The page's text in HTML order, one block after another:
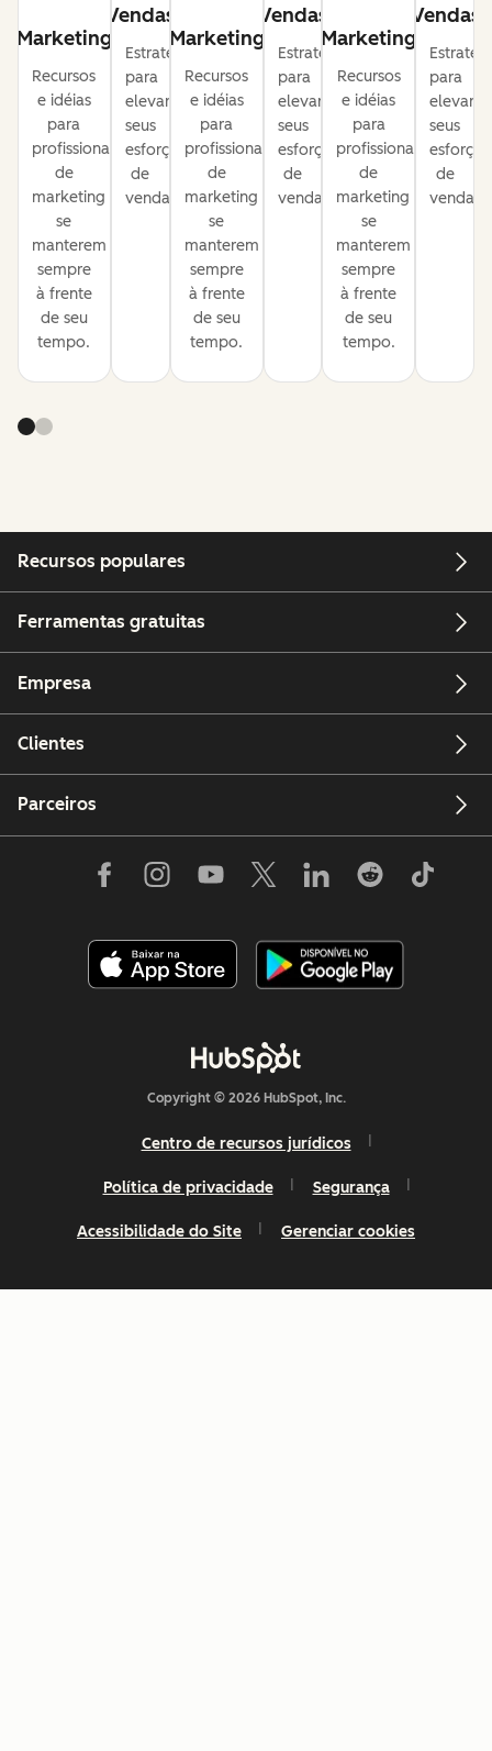
Marketing
Recursos
e idéias
para
profissionais
de
marketing
se
manterem
sempre
à frente
de seu
tempo.
Vendas
Estratégias
para
elevar
seus
esforços
de
vendas.
Marketing
Recursos
e idéias
para
profissionais
de
marketing
se
manterem
sempre
à frente
de seu
tempo.
Vendas
Estratégias
para
elevar
seus
esforços
de
vendas.
Marketing
Recursos
e idéias
para
profissionais
de
marketing
se
manterem
sempre
à frente
de seu
tempo.
Vendas
para
elevar
seus
esforços
de
vendas.
Recursos populares
Ferramentas gratuitas
Empresa
Clientes
Parceiros
Copyright © 2026 HubSpot, Inc.
Centro de recursos jurídicos
Política de privacidade Segurança
Acessibilidade do Site Gerenciar cookies